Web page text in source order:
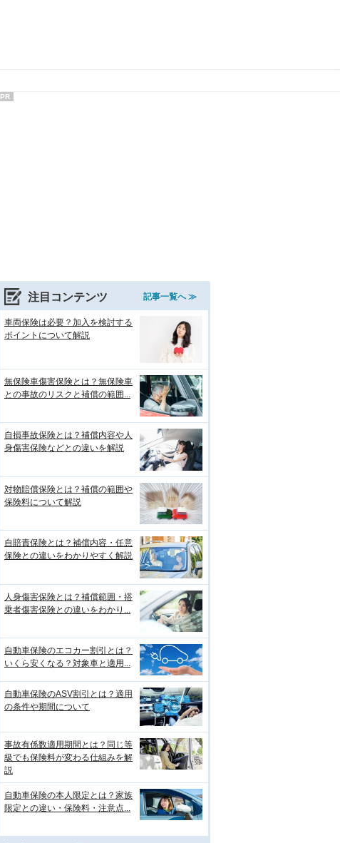
PR
注目コンテンツ 記事一覧へ ≫
車両保険は必要？加入を検討する
ポイントについて解説
無保険車傷害保険とは？無保険車
との事故のリスクと補償の範囲...
自損事故保険とは？補償内容や人
身傷害保険などとの違いを解説
対物賠償保険とは？補償の範囲や
保険料について解説
自賠責保険とは？補償内容・任意
保険との違いをわかりやすく解説
人身傷害保険とは？補償範囲・搭
乗者傷害保険との違いをわかり...
自動車保険のエコカー割引とは？
いくら安くなる？対象車と適用...
自動車保険のASV割引とは？適用
の条件や期間について
事故有係数適用期間とは？同じ等
級でも保険料が変わる仕組みを解
説
自動車保険の本人限定とは？家族
限定との違い・保険料・注意点...